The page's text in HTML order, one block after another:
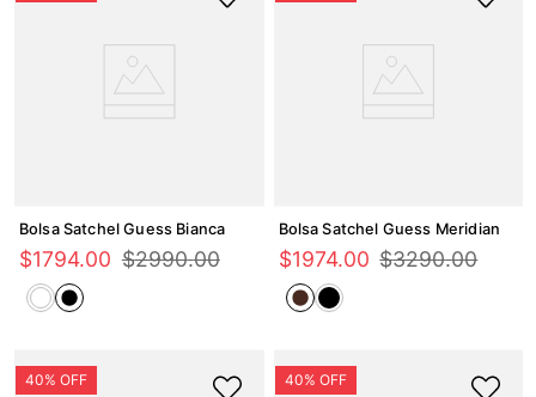
Bolsa Satchel Guess Bianca
$1794.00 $2990.00
Bolsa Satchel Guess Meridian
$1974.00 $3290.00